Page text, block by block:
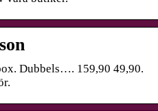
Dubbels…. 159,90 49,90.